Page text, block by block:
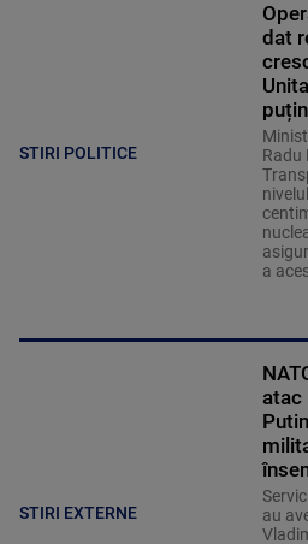
STIRI POLITICE
dat
Radu
a
STIRI EXTERNE
atac
au